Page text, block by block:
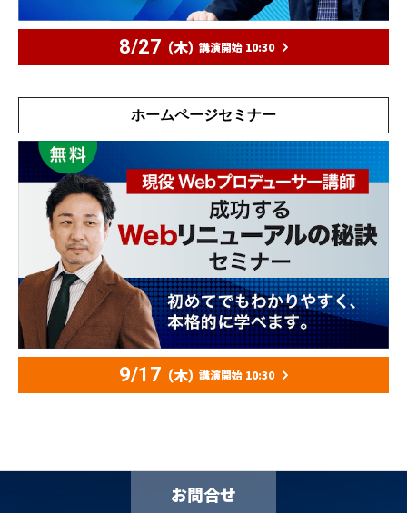
8/27 （木） 講演開始 10:30
ホームページセミナー
9/17 （木） 講演開始 10:30
お問合せ